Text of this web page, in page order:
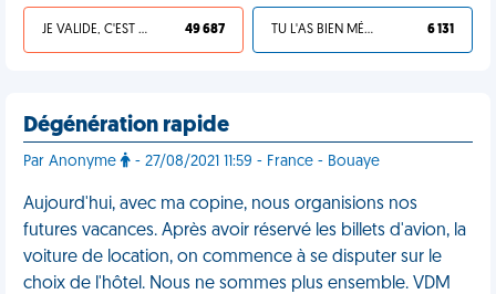
JE VALIDE, C'EST UNE VDM 49 687 TU L'AS BIEN MÉRITÉ 6 131
Dégénération rapide
Par Anonyme - 27/08/2021 11:59 - France - Bouaye
Aujourd'hui, avec ma copine, nous organisions nos
futures vacances. Après avoir réservé les billets d'avion, la
voiture de location, on commence à se disputer sur le
choix de l'hôtel. Nous ne sommes plus ensemble. VDM